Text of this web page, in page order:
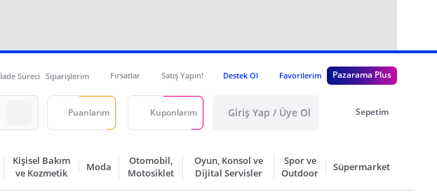
İade Süreci Siparişlerim Fırsatlar Satış Yapın! Destek Ol Favorilerim Pazarama Plus
Puanlarım Kuponlarım Giriş Yap / Üye Ol Sepetim
Kişisel Bakım
ve Kozmetik
Moda
Otomobil,
Motosiklet
Oyun, Konsol ve
Dijital Servisler
Spor ve
Outdoor
Süpermarket